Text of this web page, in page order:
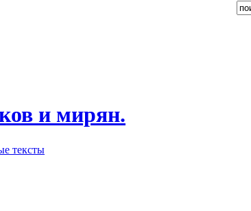
и мирян.
тексты